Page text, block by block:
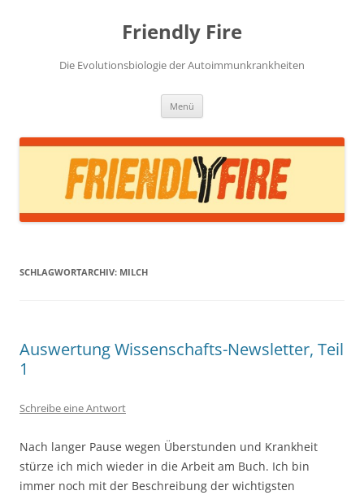
Friendly Fire
Die Evolutionsbiologie der Autoimmunkrankheiten
Menü
SCHLAGWORTARCHIV: MILCH
Auswertung Wissenschafts-Newsletter, Teil
1
Schreibe eine Antwort
Nach langer Pause wegen Überstunden und Krankheit
stürze ich mich wieder in die Arbeit am Buch. Ich bin
immer noch mit der Beschreibung der wichtigsten